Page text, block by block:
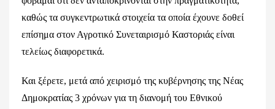
καθώς τα συγκεντρωτικά στοιχεία τα οποία έχουνε δοθεί
επίσημα στον Αγροτικό Συνεταιρισμό Καστοριάς είναι
τελείως διαφορετικά.
Και ξέρετε, μετά από χειρισμό της κυβέρνησης της Νέας
Δημοκρατίας 3 χρόνων για τη διανομή του Εθνικού